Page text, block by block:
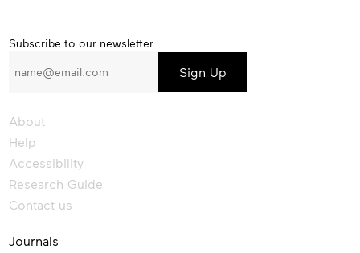
Subscribe
our
Subscribe to our newsletter
About
Help
Accessibility
Research Guide
Contact us
Journals